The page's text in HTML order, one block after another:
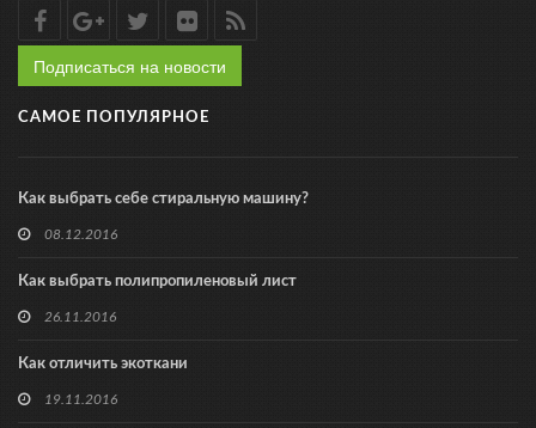
Подписаться на новости
САМОЕ ПОПУЛЯРНОЕ
Как выбрать себе стиральную машину?
08.12.2016
Как выбрать полипропиленовый лист
26.11.2016
Как отличить экоткани
19.11.2016